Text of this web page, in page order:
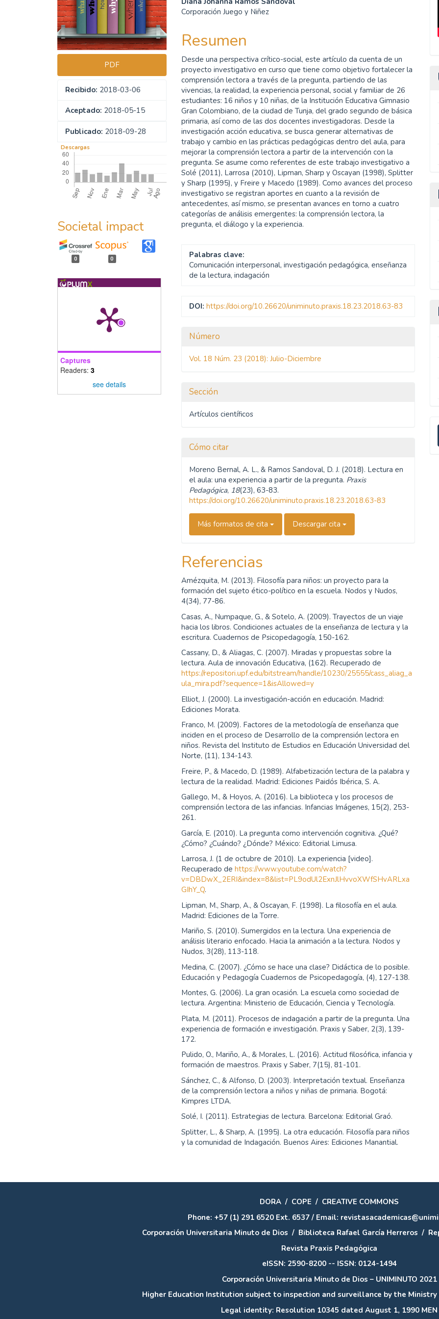
del
artículo
PDF
Recibido: 2018-03-06
Aceptado: 2018-05-15
Publicado: 2018-09-28
Descargas
Societal impact
0 0
Captures
Readers: 3
see details
del
artículo
Corporación Juego y Niñez
Resumen
Desde una perspectiva crítico-social, este artículo da cuenta de un
proyecto investigativo en curso que tiene como objetivo fortalecer la
comprensión lectora a través de la pregunta, partiendo de las
vivencias, la realidad, la experiencia personal, social y familiar de 26
estudiantes: 16 niños y 10 niñas, de la Institución Educativa Gimnasio
Gran Colombiano, de la ciudad de Tunja, del grado segundo de básica
primaria, así como de las dos docentes investigadoras. Desde la
investigación acción educativa, se busca generar alternativas de
trabajo y cambio en las prácticas pedagógicas dentro del aula, para
mejorar la comprensión lectora a partir de la intervención con la
pregunta. Se asume como referentes de este trabajo investigativo a
Solé (2011), Larrosa (2010), Lipman, Sharp y Oscayan (1998), Splitter
y Sharp (1995), y Freire y Macedo (1989). Como avances del proceso
investigativo se registran aportes en cuanto a la revisión de
antecedentes, así mismo, se presentan avances en torno a cuatro
categorías de análisis emergentes: la comprensión lectora, la
pregunta, el diálogo y la experiencia.
Palabras clave:
Comunicación interpersonal, investigación pedagógica, enseñanza
de la lectura, indagación
DOI: https://doi.org/10.26620/uniminuto.praxis.18.23.2018.63-83
Detalles
del
Número
Vol. 18 Núm. 23 (2018): Julio-Diciembre
Sección
Artículos científicos
Cómo citar
Moreno Bernal, A. L., & Ramos Sandoval, D. J. (2018). Lectura en
el aula: una experiencia a partir de la pregunta. Praxis
Pedagógica, 18(23), 63-83.
https://doi.org/10.26620/uniminuto.praxis.18.23.2018.63-83
Más formatos de cita Descargar cita
Referencias
Amézquita, M. (2013). Filosofía para niños: un proyecto para la
formación del sujeto ético-político en la escuela. Nodos y Nudos,
4(34), 77-86.
Casas, A., Numpaque, G., & Sotelo, A. (2009). Trayectos de un viaje
hacia los libros. Condiciones actuales de la enseñanza de lectura y la
escritura. Cuadernos de Psicopedagogía, 150-162.
Cassany, D., & Aliagas, C. (2007). Miradas y propuestas sobre la
lectura. Aula de innovación Educativa, (162). Recuperado de
https://repositori.upf.edu/bitstream/handle/10230/25555/cass_aliag_a
ula_mira.pdf?sequence=1&isAllowed=y
Elliot, J. (2000). La investigación-acción en educación. Madrid:
Ediciones Morata.
Franco, M. (2009). Factores de la metodología de enseñanza que
inciden en el proceso de Desarrollo de la comprensión lectora en
niños. Revista del Instituto de Estudios en Educación Universidad del
Norte, (11), 134-143.
Freire, P., & Macedo, D. (1989). Alfabetización lectura de la palabra y
lectura de la realidad. Madrid: Ediciones Paidós Ibérica, S. A.
Gallego, M., & Hoyos, A. (2016). La biblioteca y los procesos de
comprensión lectora de las infancias. Infancias Imágenes, 15(2), 253-
261.
García, E. (2010). La pregunta como intervención cognitiva. ¿Qué?
¿Cómo? ¿Cuándo? ¿Dónde? México: Editorial Limusa.
Larrosa, J. (1 de octubre de 2010). La experiencia [video].
Recuperado dehttps://www.youtube.com/watch?
v=DBDwX_2ERI&index=8&list=PL9odUl2ExnJlHvvoXWfSHvARLxa
GIhY_Q.
Lipman, M., Sharp, A., & Oscayan, F. (1998). La filosofía en el aula.
Madrid: Ediciones de la Torre.
Mariño, S. (2010). Sumergidos en la lectura. Una experiencia de
análisis literario enfocado. Hacia la animación a la lectura. Nodos y
Nudos, 3(28), 113-118.
Medina, C. (2007). ¿Cómo se hace una clase? Didáctica de lo posible.
Educación y Pedagogía Cuadernos de Psicopedagogía, (4), 127-138.
Montes, G. (2006). La gran ocasión. La escuela como sociedad de
lectura. Argentina: Ministerio de Educación, Ciencia y Tecnología.
Plata, M. (2011). Procesos de indagación a partir de la pregunta. Una
experiencia de formación e investigación. Praxis y Saber, 2(3), 139-
172.
Pulido, O., Mariño, A., & Morales, L. (2016). Actitud filosófica, infancia y
formación de maestros. Praxis y Saber, 7(15), 81-101.
Sánchez, C., & Alfonso, D. (2003). Interpretación textual. Enseñanza
de la comprensión lectora a niños y niñas de primaria. Bogotá:
Kimpres LTDA.
Solé, I. (2011). Estrategias de lectura. Barcelona: Editorial Graó.
Splitter, L., & Sharp, A. (1995). La otra educación. Filosofía para niños
y la comunidad de Indagación. Buenos Aires: Ediciones Manantial.
DORA / COPE / CREATIVE COMMONS
Phone: +57 (1) 291 6520 Ext. 6537 / Email:
Corporación Universitaria Minuto de Dios / Biblioteca Rafael García Herreros /
Revista Praxis Pedagógica
eISSN: 2590-8200 -- ISSN: 0124-1494
Corporación Universitaria Minuto de Dios – UNIMINUTO 2021
Higher Education Institution subject to inspection and surveillance by the
Legal identity: Resolution 10345 dated August 1, 1990 MEN